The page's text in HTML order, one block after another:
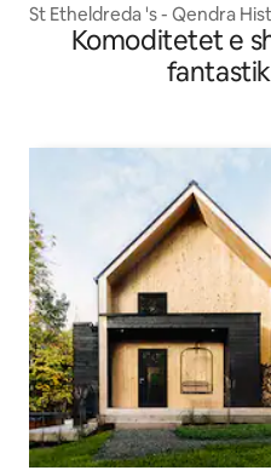
St Etheldreda 's - Qendra
Komoditetet e